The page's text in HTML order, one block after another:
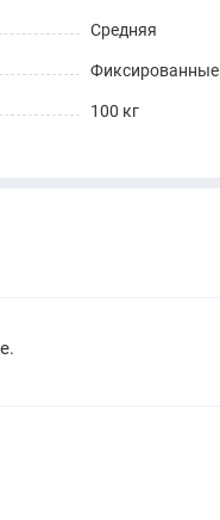
Средняя
Фиксированные
100 кг